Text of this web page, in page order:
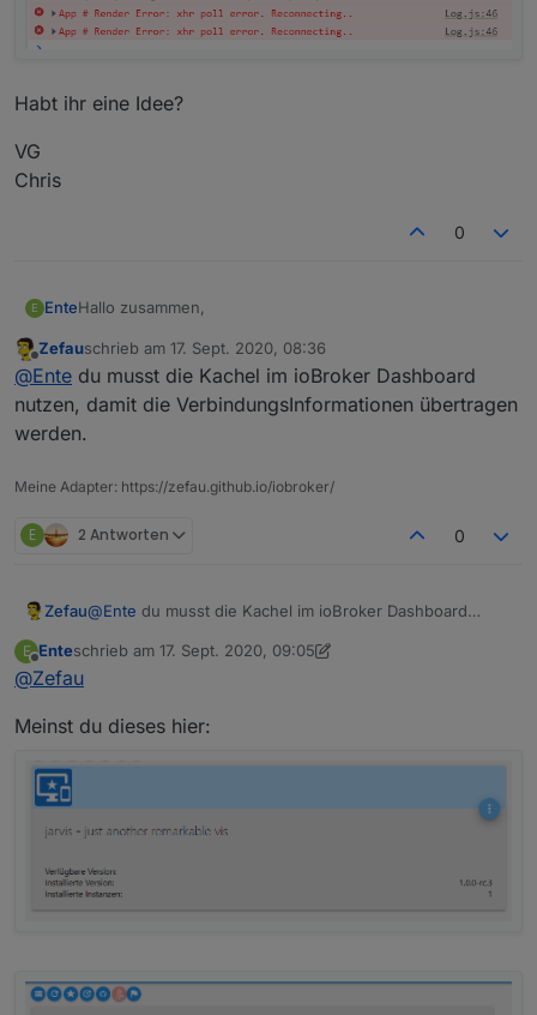
Habt ihr eine Idee?
VG
Chris
0
E EnteHallo zusammen,
habe mir die vis via github installiert.
Wenn ich jetzt:
http://192.168.178.26:8082/jarvis/index.html
eingebe kommt das:
Danach passiert nichts mehr.
Offline
Zefauschrieb am 17. Sept. 2020, 08:36
zuletzt editiert von
@Ente du musst die Kachel im ioBroker Dashboard
nutzen, damit die VerbindungsInformationen übertragen
werden.
Meine Adapter: https://zefau.github.io/iobroker/
E 2 Antworten 0
Zefau@Ente du musst die Kachel im ioBroker Dashboard
werden.
E
Offline
Enteschrieb am 17. Sept. 2020, 09:05
zuletzt editiert von Ente
@Zefau
Meinst du dieses hier: